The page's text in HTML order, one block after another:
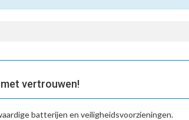
vertrouwen!
batterijen en veiligheidsvoorzieningen.